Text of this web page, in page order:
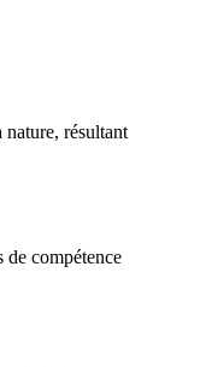
nature, résultant
de compétence